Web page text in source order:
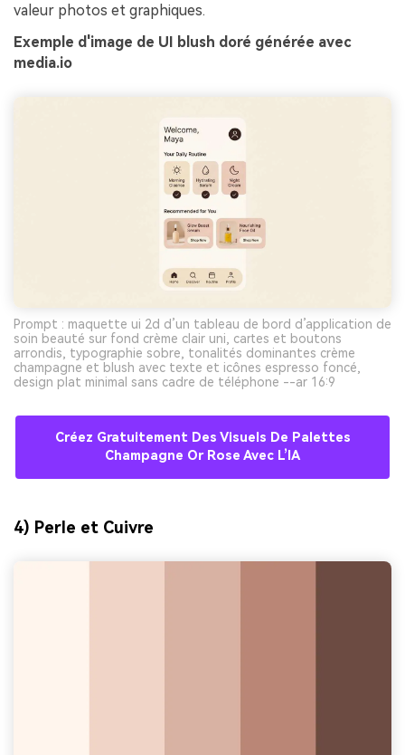
valeur photos et graphiques.
Exemple d'image de UI blush doré générée avec
media.io
Prompt : maquette ui 2d d’un tableau de bord d’application de
soin beauté sur fond crème clair uni, cartes et boutons
arrondis, typographie sobre, tonalités dominantes crème
champagne et blush avec texte et icônes espresso foncé,
design plat minimal sans cadre de téléphone --ar 16:9
Créez Gratuitement Des Visuels De Palettes
Champagne Or Rose Avec L’IA
4) Perle et Cuivre